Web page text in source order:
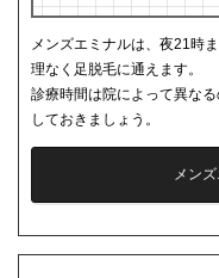
メンズエミナルは、夜21時
理なく足脱毛に通えます。
診療時間は院によって異な
しておきましょう。
メン